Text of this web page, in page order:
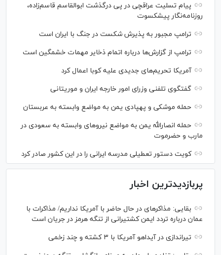
پیام تسلیت عراقچی در پی درگذشت ابوالقاسم قاسم‌زاده،
روزنامه‌نگار پیشکسوت
ترامپ مجبور به پذیرش شکست در جنگ با ایران است
ترامپ از گزارش‌ها درباره اتمام ذخایر مهمات خشمگین است
آمریکا تحریم‌های جدیدی علیه کوبا اعمال کرد
گفتگوی تلفنی وزرای امور خارجه ایران و موریتانی
حمله موشکی و پهپادی یمن به مواضع وابسته به عربستان
حمله انصارالله یمن به مواضع نیرو‌های وابسته به سعودی در
مارب و حضرموت
کویت دستور تعطیلی مدرسه ایرانی را در این کشور صادر کرد
پربازدیدترین اخبار
بقایی: مذاکره‎ای در حال حاضر با آمریکا نداریم/ مذاکرات با
عمان درباره تردد ایمن کشتیرانی از تنگه هرمز در جریان است
تیراندازی در آیداهو آمریکا با ۳ کشته و چند زخمی